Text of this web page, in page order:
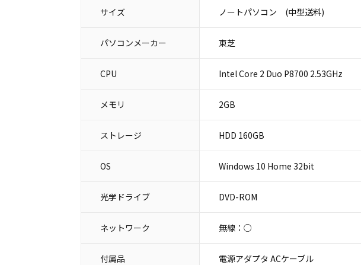
サイズ ノートパソコン (中型送料)
パソコンメーカー 東芝
CPU Intel Core 2 Duo P8700 2.53GHz
メモリ 2GB
ストレージ HDD 160GB
OS Windows 10 Home 32bit
光学ドライブ DVD-ROM
ネットワーク 無線：○
付属品 電源アダプタ ACケーブル